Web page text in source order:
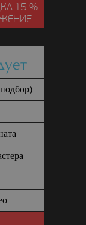
15 %